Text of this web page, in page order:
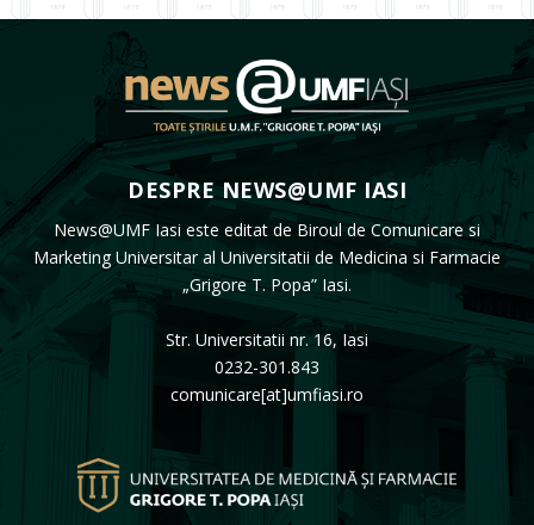
DESPRE NEWS@UMF IASI
News@UMF Iasi este editat de Biroul de Comunicare si
Marketing Universitar al Universitatii de Medicina si Farmacie
„Grigore T. Popa” Iasi.
Str. Universitatii nr. 16, Iasi
0232-301.843
comunicare[at]umfiasi.ro